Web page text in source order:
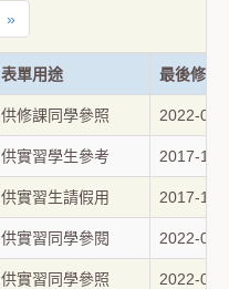
»
表單用途 最後修訂
供修課同學參照 2022-05-
供實習學生參考 2017-12-
供實習生請假用 2017-11-
供實習同學參閱 2022-05-
供實習同學參照 2022-05-